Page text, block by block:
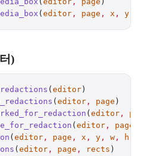
( editor , page , x , y
)
( editor
( editor , page
( editor ,
( editor , page
( editor , page , x , y , w , h
( editor , page , rects